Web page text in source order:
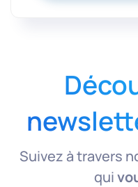
Suivez à travers
qui